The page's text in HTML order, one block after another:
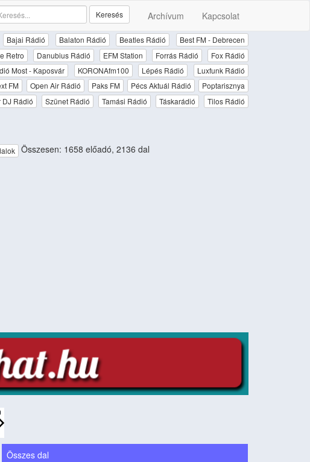
Archívum Kapcsolat
Keresés
Bajai Rádió Balaton Rádió Beatles Rádió
Best FM - Debrecen
Retro Danubius Rádió EFM Station Forrás Rádió
Fox Rádió
Most - Kaposvár KORONAfm100 Lépés Rádió
Luxfunk Rádió
FM Open Air Rádió Paks FM Pécs Aktuál Rádió
Poptarisznya
DJ Rádió Szünet Rádió Tamási Rádió Táskarádió
Tilos Rádió
Összesen: 1658 előadó, 2136 dal
Összes dal